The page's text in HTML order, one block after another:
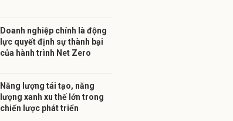
Doanh nghiệp chính là động
lực quyết định sự thành bại
của hành trình Net Zero
Năng lượng tái tạo, năng
lượng xanh xu thế lớn trong
chiến lược phát triển